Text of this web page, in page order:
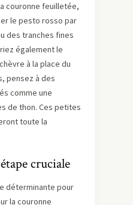
couronne feuilletée,
le pesto rosso par
des tranches fines
également le
à la place du
pensez à des
comme une
de thon. Ces petites
toute la
cruciale
déterminante pour
la couronne